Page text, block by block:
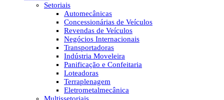
Setoriais
Automecânicas
Concessionárias de Veículos
Revendas de Veículos
Negócios Internacionais
Transportadoras
Indústria Moveleira
Panificação e Confeitaria
Loteadoras
Terraplenagem
Eletrometalmecânica